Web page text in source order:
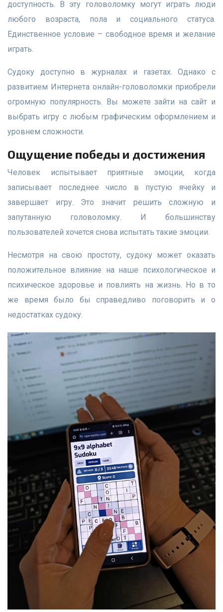
доступность. В эту головоломку могут играть люди
любого возраста, пола и социального статуса.
Единственное условие – свободное время и желание
играть.
Судоку доступно в журналах и газетах. Однако с
развитием Интернета онлайн-головоломки приобрели
огромную популярность. Вы можете зайти на сайт и
выбрать игру с любым графическим оформлением и
уровнем сложности.
Ощущение победы и достижения
Человек испытывает приятные эмоции, когда
записывает последнее число в пустую ячейку и
завершает игру. Это значит решить сложную и
запутанную головоломку. И большинству
пользователей хочется снова испытать такие эмоции.
Несмотря на свою простоту, судоку может оказать
положительное влияние на наше психологическое и
психическое здоровье и повлиять на жизнь. Но в то
же время было бы справедливо поговорить и о
недостатках судоку.